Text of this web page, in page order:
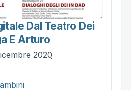
Dal Teatro Dei
E Arturo
2020